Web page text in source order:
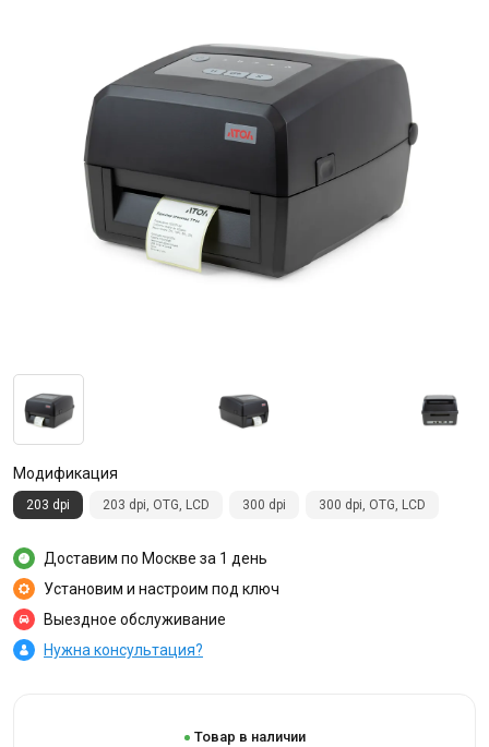
Модификация
203 dpi 203 dpi, OTG, LCD 300 dpi 300 dpi, OTG, LCD
Доставим по Москве за 1 день
Установим и настроим под ключ
Выездное обслуживание
Нужна консультация?
Товар в наличии